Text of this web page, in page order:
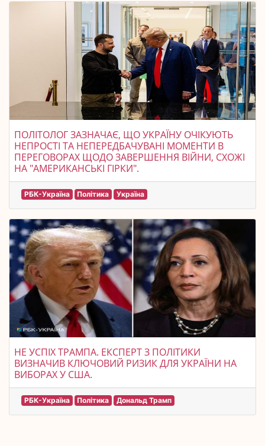
ПОЛІТОЛОГ ЗАЗНАЧАЄ, ЩО УКРАЇНУ ОЧІКУЮТЬ
НЕПРОСТІ ТА НЕПЕРЕДБАЧУВАНІ МОМЕНТИ В
ПЕРЕГОВОРАХ ЩОДО ЗАВЕРШЕННЯ ВІЙНИ, СХОЖІ
НА "АМЕРИКАНСЬКІ ГІРКИ".
РБК-Україна Політика Україна
НЕ УСПІХ ТРАМПА. ЕКСПЕРТ З ПОЛІТИКИ
ВИЗНАЧИВ КЛЮЧОВИЙ РИЗИК ДЛЯ УКРАЇНИ НА
ВИБОРАХ У США.
РБК-Україна Політика Дональд Трамп